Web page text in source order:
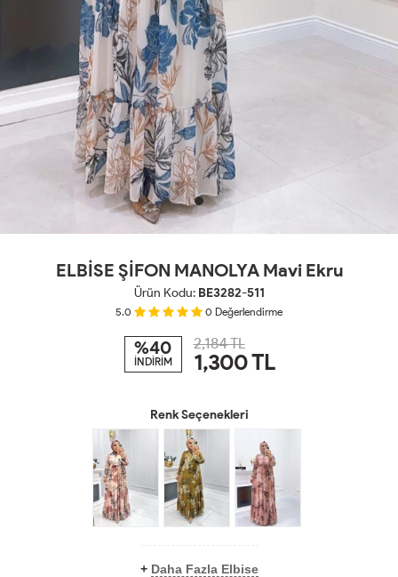
ELBİSE ŞİFON MANOLYA Mavi Ekru
Ürün Kodu: BE3282-511
5.0 0 Değerlendirme
%40
İNDİRİM
2,184 TL
1,300TL
Renk Seçenekleri
+ Daha Fazla Elbise